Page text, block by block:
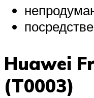
Huawei
(T0003)